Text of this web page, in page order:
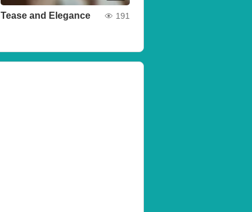
Tease and Elegance 191